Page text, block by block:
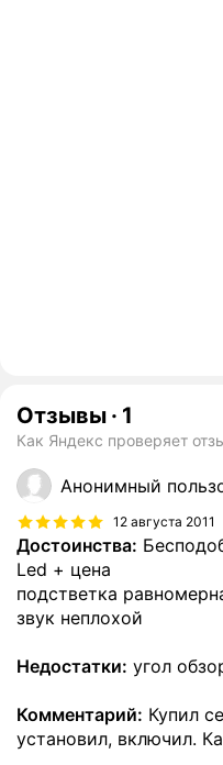
Отзывы · 1
Как Яндекс проверяет
Анонимный
12 августа 2011
Достоинства:
Led + цена
подстветка
звук неплохой
Недостатки: угол
Комментарий: Купил
установил, включил.